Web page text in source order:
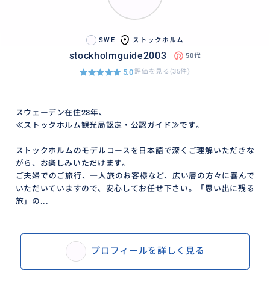
SWE ストックホルム
stockholmguide2003 50代
5.0評価を見る(35件)
スウェーデン在住23年、
≪ストックホルム観光局認定・公認ガイド≫です。
ストックホルムのモデルコースを日本語で深くご理解いただきな
がら、お楽しみいただけます。
ご夫婦でのご旅行、一人旅のお客様など、広い層の方々に喜んで
いただいていますので、安心してお任せ下さい。「思い出に残る
旅」の...
プロフィールを詳しく見る